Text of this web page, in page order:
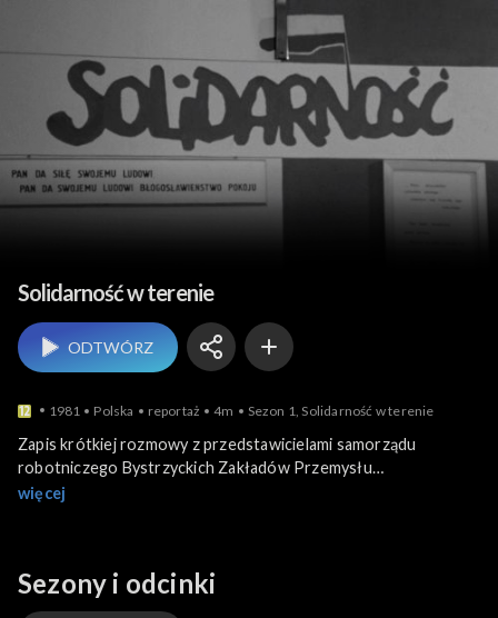
Historia współczesna
Solidarność w terenie
ODTWÓRZ
1981 Polska reportaż 4m Sezon 1, Solidarność w terenie
Zapis krótkiej rozmowy z przedstawicielami samorządu
robotniczego Bystrzyckich Zakładów Przemysłu
Zapałczanego. Działacze "Solidarności" wyjaśniają, jakie były ich
programów telewizyjnych. Ich zdaniem, obecna w środkach
masowego przekazu propaganda przekroczyła już wszelkie
więcej
Sezony i odcinki